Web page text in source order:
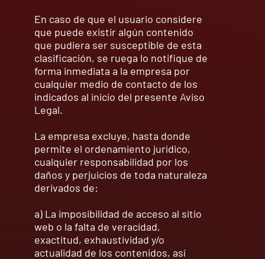
En caso de que el usuario considere
que puede existir algún contenido
que pudiera ser susceptible de esta
clasificación, se ruega lo notifique de
forma inmediata a la empresa por
cualquier medio de contacto de los
indicados al inicio del presente Aviso
Legal.
La empresa excluye, hasta donde
permite el ordenamiento jurídico,
cualquier responsabilidad por los
daños y perjuicios de toda naturaleza
derivados de:
a) La imposibilidad de acceso al sitio
web o la falta de veracidad,
exactitud, exhaustividad y/o
actualidad de los contenidos, así